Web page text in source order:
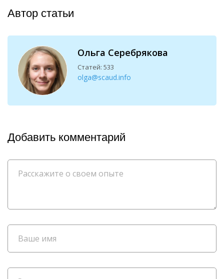
Автор статьи
Ольга Серебрякова
Статей: 533
olga@scaud.info
Добавить комментарий